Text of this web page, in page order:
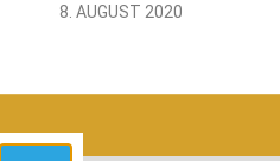
8. AUGUST 2020